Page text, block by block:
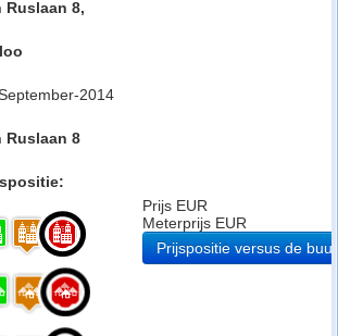
Ruslaan 8,
2014
Ruslaan 8
Prijs EUR
Meterprijs EUR
Prijspositie versus de